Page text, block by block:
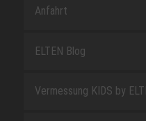
Anfahrt
ELTEN Blog
Vermessung KIDS by